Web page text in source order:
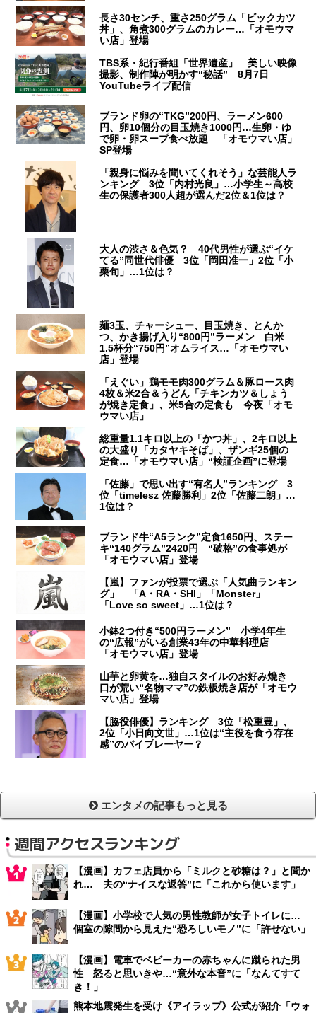
長さ30センチ、重さ250グラム「ビックカツ
丼」、角煮300グラムのカレー…「オモウマ
い店」登場
TBS系・紀行番組「世界遺産」 美しい映像
撮影、制作陣が明かす“秘話” 8月7日
YouTubeライブ配信
ブランド卵の“TKG”200円、ラーメン600
円、卵10個分の目玉焼き1000円…生卵・ゆ
で卵・卵スープ食べ放題 「オモウマい店」
SP登場
「親身に悩みを聞いてくれそう」な芸能人ラ
ンキング 3位「内村光良」…小学生～高校
生の保護者300人超が選んだ2位＆1位は？
大人の渋さ＆色気？ 40代男性が選ぶ“イケ
てる”同世代俳優 3位「岡田准一」2位「小
栗旬」…1位は？
麺3玉、チャーシュー、目玉焼き、とんか
つ、かき揚げ入り“800円”ラーメン 白米
1.5杯分“750円”オムライス…「オモウマい
店」登場
「えぐい」鶏モモ肉300グラム＆豚ロース肉
4枚＆米2合＆うどん「チキンカツ＆しょう
が焼き定食」、米5合の定食も 今夜「オモ
ウマい店」
総重量1.1キロ以上の「かつ丼」、2キロ以上
の大盛り「カタヤキそば」、ザンギ25個の
定食…「オモウマい店」“検証企画”に登場
「佐藤」で思い出す“有名人”ランキング 3
位「timelesz 佐藤勝利」2位「佐藤二朗」…
1位は？
ブランド牛“A5ランク”定食1650円、ステー
キ“140グラム”2420円 “破格”の食事処が
「オモウマい店」登場
【嵐】ファンが投票で選ぶ「人気曲ランキン
グ」 「A・RA・SHI」「Monster」
「Love so sweet」…1位は？
小鉢2つ付き“500円ラーメン” 小学4年生
の“広報”がいる創業43年の中華料理店
「オモウマい店」登場
山芋と卵黄を…独自スタイルのお好み焼き
口が荒い“名物ママ”の鉄板焼き店が「オモウ
マい店」登場
【脇役俳優】ランキング 3位「松重豊」、
2位「小日向文世」…1位は“主役を食う存在
感”のバイプレーヤー？
エンタメの記事もっと見る
週間アクセスランキング
【漫画】カフェ店員から「ミルクと砂糖は？」と聞か
れ… 夫の“ナイスな返答”に「これから使います」
【漫画】小学校で人気の男性教師が女子トイレに…
個室の隙間から見えた“恐ろしいモノ”に「許せない」
【漫画】電車でベビーカーの赤ちゃんに蹴られた男
性 怒ると思いきや…“意外な本音”に「なんてすて
き！」
熊本地震発生を受け《アイラップ》公式が紹介「ウォ